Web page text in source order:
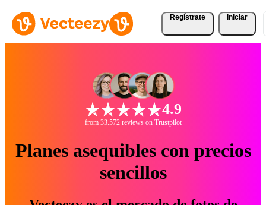
Regístrate Iniciar
4.9
from 33.572 reviews on Trustpilot
Planes asequibles con precios
sencillos